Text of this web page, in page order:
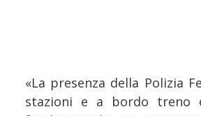
«La presenza della Polizia
stazioni e a bordo treno